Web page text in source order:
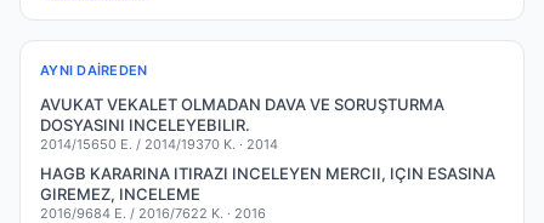
AYNI DAIREDEN
AVUKAT VEKALET OLMADAN DAVA VE SORUŞTURMA
DOSYASINI INCELEYEBILIR.
2014/15650 E. / 2014/19370 K. · 2014
HAGB KARARINA ITIRAZI INCELEYEN MERCII, IÇIN ESASINA
GIREMEZ, INCELEME
2016/9684 E. / 2016/7622 K. · 2016